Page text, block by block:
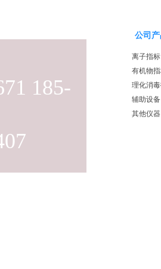
185-
公司
离子指标
有机物
理化消
辅助设备
其他仪器